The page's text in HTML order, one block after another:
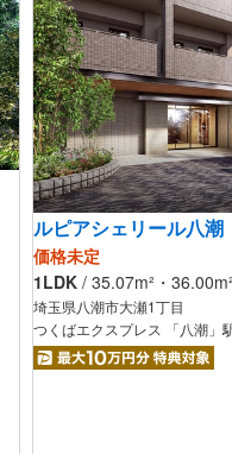
ルピアシェリール八潮
価格未定
1LDK / 35.07m² ・36.00
埼玉県八潮市大瀬1丁目
つくばエクスプレス 「八潮」